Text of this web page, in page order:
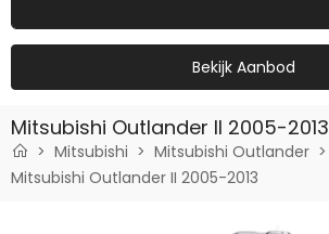
Bekijk Aanbod
Mitsubishi Outlander II 2005-2013
Mitsubishi
Mitsubishi Outlander
Mitsubishi Outlander II 2005-2013